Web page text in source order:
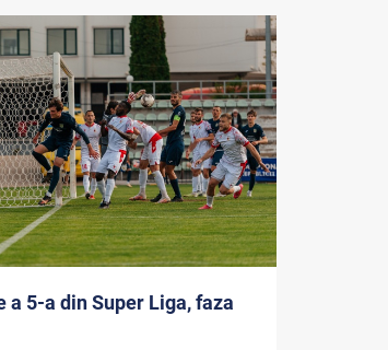
a 5-a din Super Liga, faza